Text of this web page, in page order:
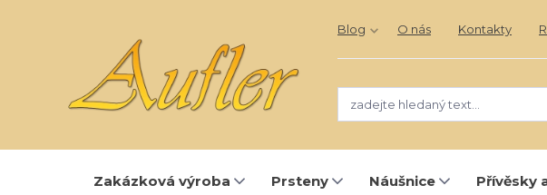
Blog O nás Kontakty
Zakázková výroba Prsteny Náušnice Přívěsky